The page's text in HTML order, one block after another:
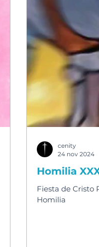
Homilia
Fiesta de Cristo
Homilia
cenity
24 nov 2024